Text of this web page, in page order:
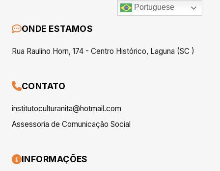
ONDE ESTAMOS
Rua Raulino Horn, 174 - Centro Histórico, Laguna (SC )
CONTATO
institutoculturanita@hotmail.com
Assessoria de Comunicação Social
INFORMAÇÕES
Portuguese